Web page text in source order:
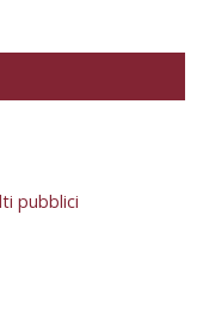
pubblici